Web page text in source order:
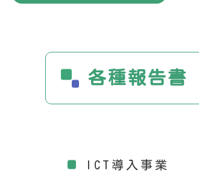
各種報告書
ICT導入事業